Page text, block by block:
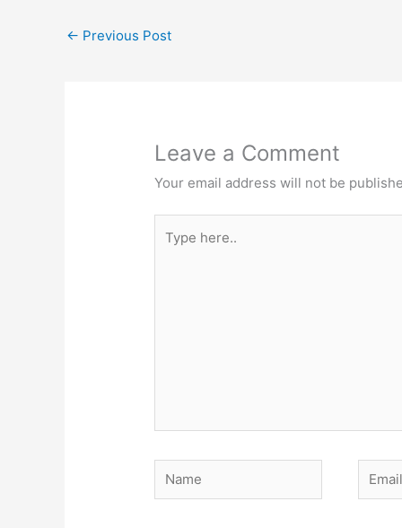
← Previous Post
Leave a Comment
Your email address will not be
here..
Name Email